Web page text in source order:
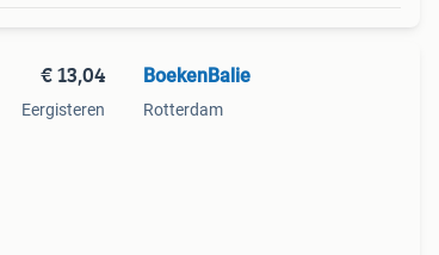
€ 13,04
Eergisteren
BoekenBalie
Rotterdam